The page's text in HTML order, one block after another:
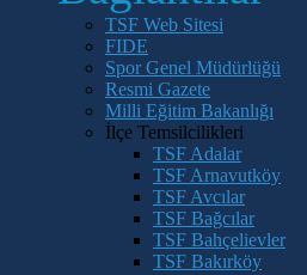
TSF Web Sitesi
FIDE
Spor Genel Müdürlüğü
Resmi Gazete
Milli Eğitim Bakanlığı
İlçe Temsilcilikleri
TSF Adalar
TSF Arnavutköy
TSF Avcılar
TSF Bağcılar
TSF Bahçelievler
TSF Bakırköy